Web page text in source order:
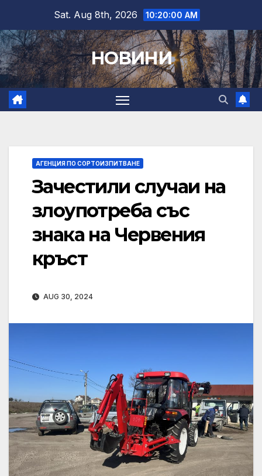
content
Sat. Aug 8th, 2026 10:20:01 AM
НОВИНИ
АГЕНЦИЯ ПО СОРТОИЗПИТВАНЕ
Зачестили случаи на
злоупотреба със
знака на Червения
кръст
AUG 30, 2024